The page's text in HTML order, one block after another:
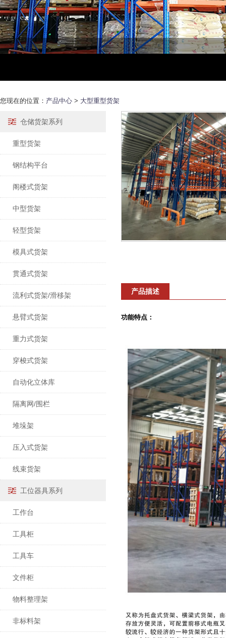
您现在的位置： 产品中心 > 大型重型货架
仓储货架系列
重型货架
钢结构平台
阁楼式货架
中型货架
轻型货架
模具式货架
贯通式货架
流利式货架/滑移架
悬臂式货架
重力式货架
穿梭式货架
自动化立体库
隔离网/围栏
堆垛架
压入式货架
线束货架
工位器具系列
工作台
工具柜
工具车
文件柜
物料整理架
非标料架
产品描述
功能特点：